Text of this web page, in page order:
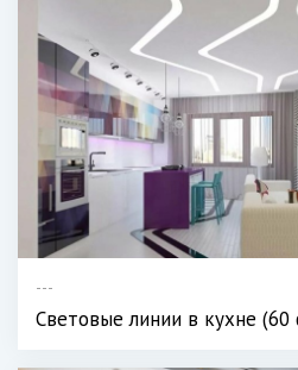
---
Световые линии в кухне (60